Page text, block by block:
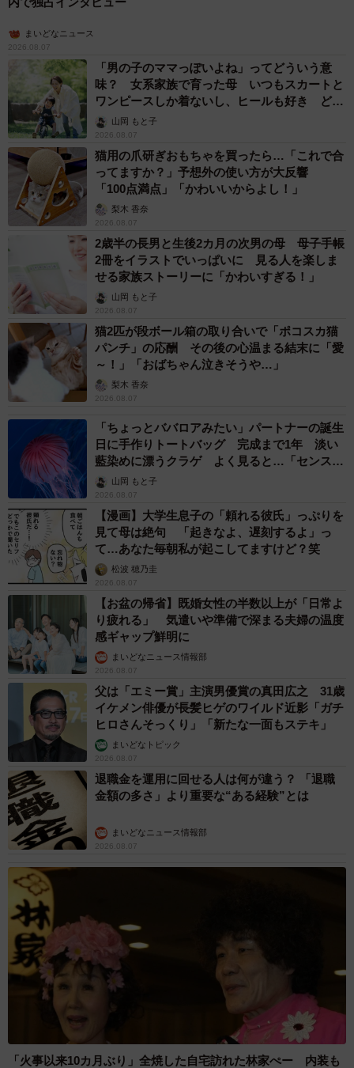
まいどなニュース
2026.08.07
「男の子のママっぽいよね」ってどういう意
味？ 女系家族で育った母 いつもスカートと
ワンピースしか着ないし、ヒールも好き どの
へんが…
山岡 もと子
2026.08.07
猫用の爪研ぎおもちゃを買ったら…「これで合
ってますか？」予想外の使い方が大反響
「100点満点」「かわいいからよし！」
梨木 香奈
2026.08.07
2歳半の長男と生後2カ月の次男の母 母子手帳
2冊をイラストでいっぱいに 見る人を楽しま
せる家族ストーリーに「かわいすぎる！」
山岡 もと子
2026.08.07
猫2匹が段ボール箱の取り合いで「ポコスカ猫
パンチ」の応酬 その後の心温まる結末に「愛
～！」「おばちゃん泣きそうや…」
梨木 香奈
2026.08.07
「ちょっとババロアみたい」パートナーの誕生
日に手作りトートバッグ 完成まで1年 淡い
藍染めに漂うクラゲ よく見ると…「センスす
ごい」山岡 もと子
2026.08.07
【漫画】大学生息子の「頼れる彼氏」っぷりを
見て母は絶句 「起きなよ、遅刻するよ」っ
て…あなた毎朝私が起こしてますけど？笑
松波 穂乃圭
2026.08.07
【お盆の帰省】既婚女性の半数以上が「日常よ
り疲れる」 気遣いや準備で深まる夫婦の温度
感ギャップ鮮明に
まいどなニュース情報部
2026.08.07
父は「エミー賞」主演男優賞の真田広之 31歳
イケメン俳優が長髪ヒゲのワイルド近影「ガチ
ヒロさんそっくり」「新たな一面もステキ」
まいどなトピック
2026.08.07
退職金を運用に回せる人は何が違う？ 「退職
金額の多さ」より重要な“ある経験”とは
まいどなニュース情報部
2026.08.07
「火事以来10カ月ぶり」全焼した自宅訪れた林家ぺー 内装も